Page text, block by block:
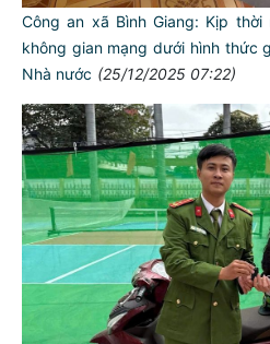
Công an xã Bình Giang: Kịp
không gian mạng dưới hình thức
Nhà nước (25/12/2025 07:22)